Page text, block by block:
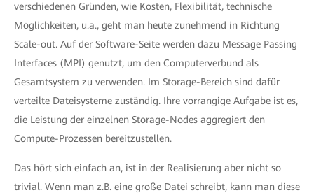
verschiedenen Gründen, wie Kosten, Flexibilität, technische
Möglichkeiten, u.a., geht man heute zunehmend in Richtung
Scale-out. Auf der Software-Seite werden dazu Message Passing
Interfaces (MPI) genutzt, um den Computerverbund als
Gesamtsystem zu verwenden. Im Storage-Bereich sind dafür
verteilte Dateisysteme zuständig. Ihre vorrangige Aufgabe ist es,
die Leistung der einzelnen Storage-Nodes aggregiert den
Compute-Prozessen bereitzustellen.
Das hört sich einfach an, ist in der Realisierung aber nicht so
trivial. Wenn man z.B. eine große Datei schreibt, kann man diese